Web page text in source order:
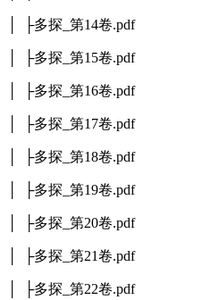
│ ├多探_第14卷.pdf
│ ├多探_第15卷.pdf
│ ├多探_第16卷.pdf
│ ├多探_第17卷.pdf
│ ├多探_第18卷.pdf
│ ├多探_第19卷.pdf
│ ├多探_第20卷.pdf
│ ├多探_第21卷.pdf
│ ├多探_第22卷.pdf